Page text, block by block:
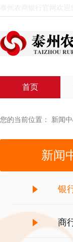
首页
新闻
银
商
您的当前位置： 新闻